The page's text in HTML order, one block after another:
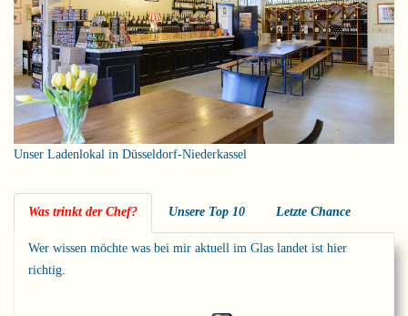
Unser Ladenlokal in Düsseldorf-Niederkassel
Was trinkt der Chef? Unsere Top 10 Letzte Chance
Wer wissen möchte was bei mir aktuell im Glas landet ist hier
richtig.